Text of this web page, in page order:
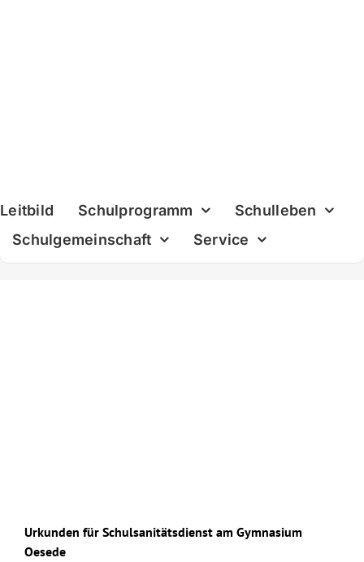
Leitbild Schulprogramm
Schulleben
Schulgemeinschaft
Service
Urkunden für Schulsanitätsdienst am Gymnasium
Oesede